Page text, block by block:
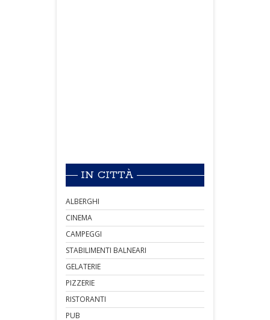
IN CITTÀ
ALBERGHI
CINEMA
CAMPEGGI
STABILIMENTI BALNEARI
GELATERIE
PIZZERIE
RISTORANTI
PUB